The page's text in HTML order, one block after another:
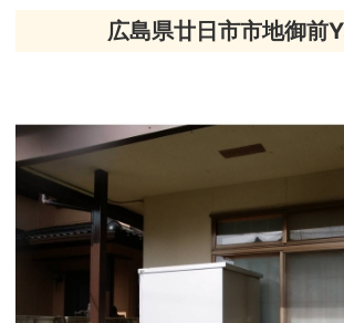
広島県廿日市市地御前